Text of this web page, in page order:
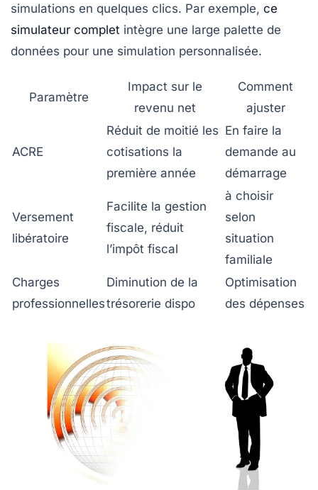
simulations en quelques clics. Par exemple, ce
simulateur complet intègre une large palette de
données pour une simulation personnalisée.
Paramètre
Impact sur le
revenu net
Comment
ajuster
ACRE
Réduit de moitié les
cotisations la
première année
En faire la
demande au
démarrage
Versement
libératoire
Facilite la gestion
fiscale, réduit
l’impôt fiscal
à choisir
selon
situation
familiale
Charges
professionnelles
Diminution de la
trésorerie dispo
Optimisation
des dépenses